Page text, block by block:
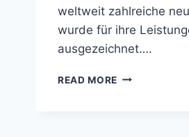
weltweit zahlreiche
wurde für ihre
ausgezeichnet….
READ MORE HANNAH